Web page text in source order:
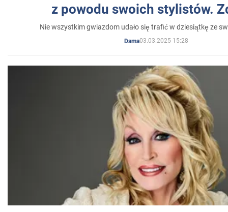
z powodu swoich stylistów.
Nie wszystkim gwiazdom udało się trafić w dziesiątkę ze
Dama03.03.2025 15:28